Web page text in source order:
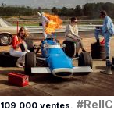
109 000 ventes.